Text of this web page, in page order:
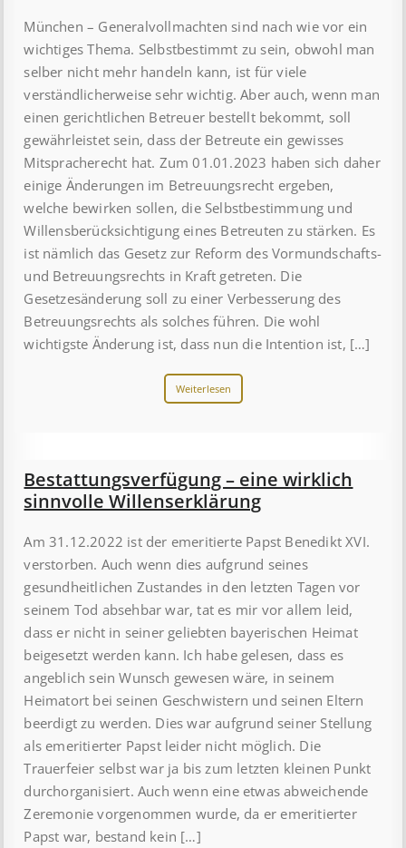
München – Generalvollmachten sind nach wie vor ein
wichtiges Thema. Selbstbestimmt zu sein, obwohl man
selber nicht mehr handeln kann, ist für viele
verständlicherweise sehr wichtig. Aber auch, wenn man
einen gerichtlichen Betreuer bestellt bekommt, soll
gewährleistet sein, dass der Betreute ein gewisses
Mitspracherecht hat. Zum 01.01.2023 haben sich daher
einige Änderungen im Betreuungsrecht ergeben,
welche bewirken sollen, die Selbstbestimmung und
Willensberücksichtigung eines Betreuten zu stärken. Es
ist nämlich das Gesetz zur Reform des Vormundschafts-
und Betreuungsrechts in Kraft getreten. Die
Gesetzesänderung soll zu einer Verbesserung des
Betreuungsrechts als solches führen. Die wohl
wichtigste Änderung ist, dass nun die Intention ist, […]
Weiterlesen
Bestattungsverfügung – eine wirklich
sinnvolle Willenserklärung
Am 31.12.2022 ist der emeritierte Papst Benedikt XVI.
verstorben. Auch wenn dies aufgrund seines
gesundheitlichen Zustandes in den letzten Tagen vor
seinem Tod absehbar war, tat es mir vor allem leid,
dass er nicht in seiner geliebten bayerischen Heimat
beigesetzt werden kann. Ich habe gelesen, dass es
angeblich sein Wunsch gewesen wäre, in seinem
Heimatort bei seinen Geschwistern und seinen Eltern
beerdigt zu werden. Dies war aufgrund seiner Stellung
als emeritierter Papst leider nicht möglich. Die
Trauerfeier selbst war ja bis zum letzten kleinen Punkt
durchorganisiert. Auch wenn eine etwas abweichende
Zeremonie vorgenommen wurde, da er emeritierter
Papst war, bestand kein […]